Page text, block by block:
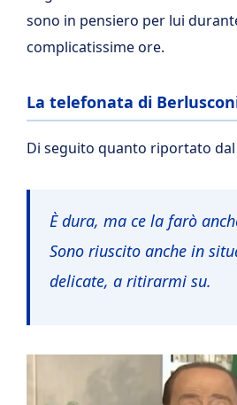
sono in pensiero per lui
complicatissime ore.
La telefonata di
Di seguito quanto riportato
È dura, ma ce la farò
Sono riuscito anche in
delicate, a ritirarmi su.